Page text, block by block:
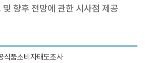
향후 전망에 관한 시사점 제공
식품소비자태도조사